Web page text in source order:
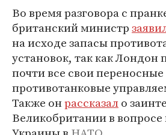
Во время разговора с
британский министр
на исходе запасы
установок, так как Лондон
почти все свои переносные
противотанковые
Также онрассказало
Великобритании в вопросе